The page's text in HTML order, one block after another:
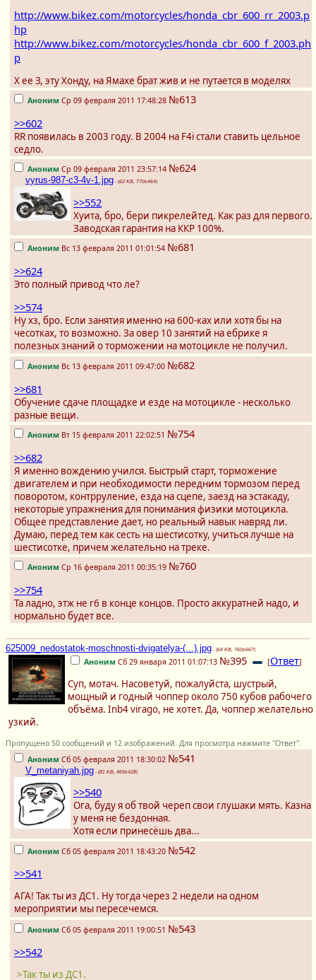
http://www.bikez.com/motorcycles/honda_cbr_600_rr_2003.p
hp
http://www.bikez.com/motorcycles/honda_cbr_600_f_2003.ph
p
Х ее З, эту Хонду, на Ямахе брат жив и не путается в моделях
Аноним Ср 09 февраля 2011 17:48:28 №613
>>602
RR появилась в 2003 году. В 2004 на F4i стали ставить цельное
седло.
Аноним Ср 09 февраля 2011 23:57:14 №624
vyrus-987-c3-4v-1.jpg - (62 KB, 770x464)
>>552
Хуита, бро, бери пикрелейтед. Как раз для первого.
Заводская гарантия на ККР 100%.
Аноним Вс 13 февраля 2011 01:01:54 №681
>>624
Это полный привод что ле?
>>574
Ну хз, бро. Если занятия именно на 600-ках или хотя бы на
чесотках, то возможно. За овер 10 занятий на ебрике я
полезных знаний о торможении на мотоцикле не получил.
Аноним Вс 13 февраля 2011 09:47:00 №682
>>681
Обучение сдаче площадке и езде на мотоцикле - несколько
разные вещи.
Аноним Вт 15 февраля 2011 22:02:51 №754
>>682
Я именно вождению учился. Быстрый старт, торможение
двигателем и при необходимости передним тормозом перед
поворотом, контрруление, езда на сцепе, заезд на эстакаду,
некоторые упражнения для понимания физики мотоцикла.
Общее представление дает, но реальный навык навряд ли.
Думаю, перед тем как сесть на шестисотку, учиться лучше на
шестисотке, причем желательно на треке.
Аноним Ср 16 февраля 2011 00:35:19 №760
>>754
Та ладно, этж не r6 в конце концов. Просто аккуратней надо, и
нормально будет все.
625009_nedostatok-moschnosti-dvigatelya-(...).jpg - (64 KB, 760x667)
Аноним Сб 29 января 2011 01:07:13 №395 [Ответ]
Суп, мотач. Насоветуй, пожалуйста, шустрый,
мощный и годный чоппер около 750 кубов рабочего
объёма. Inb4 virago, не хотет. Да, чоппер желательно
узкий.
Пропущено 50 сообщений и 12 изображений. Для просмотра нажмите "Ответ".
Аноним Сб 05 февраля 2011 18:30:02 №541
V_metaniyah.jpg - (81 KB, 469x428)
>>540
Ога, буду я об твой череп свои глушаки мять. Казна
у меня не бездонная.
Хотя если принесёшь два...
Аноним Сб 05 февраля 2011 18:43:20 №542
>>541
АГА! Так ты из ДС1. Ну тогда через 2 недели на одном
мероприятии мы пересечемся.
Аноним Сб 05 февраля 2011 19:00:51 №543
>>542
>Так ты из ДС1.